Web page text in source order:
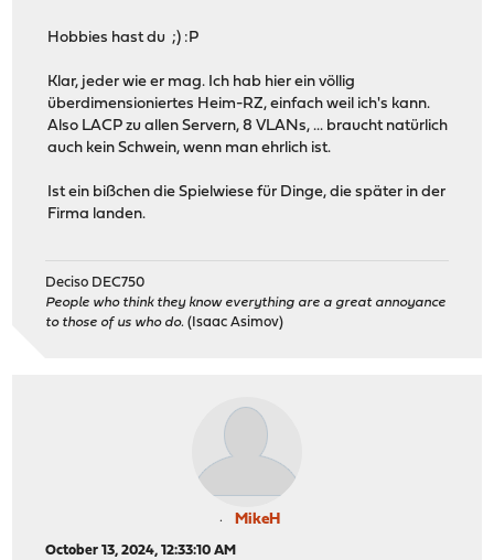
Hobbies hast du ;) :P
Klar, jeder wie er mag. Ich hab hier ein völlig
überdimensioniertes Heim-RZ, einfach weil ich's kann.
Also LACP zu allen Servern, 8 VLANs, ... braucht natürlich
auch kein Schwein, wenn man ehrlich ist.
Ist ein bißchen die Spielwiese für Dinge, die später in der
Firma landen.
Deciso DEC750
People who think they know everything are a great annoyance
to those of us who do. (Isaac Asimov)
MikeH
October 13, 2024, 12:33:10 AM